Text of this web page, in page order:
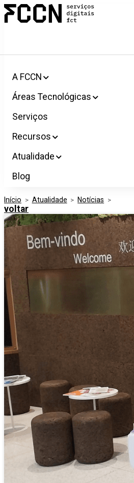
Salta
para
A FCCN
Áreas Tecnológicas
Serviços
Recursos
Atualidade
Blog
Início > Atualidade > Notícias >
voltar